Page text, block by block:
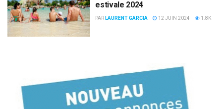
estivale 2024
PAR LAURENT GARCIA 12 JUIN 2024 1.8K